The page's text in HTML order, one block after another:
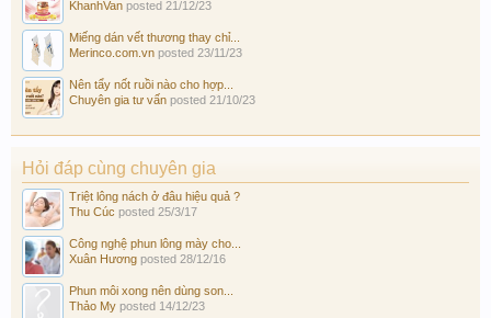
KhanhVan posted 21/12/23
Miếng dán vết thương thay chỉ...
Merinco.com.vn posted 23/11/23
Nên tẩy nốt ruồi nào cho hợp...
Chuyên gia tư vấn posted 21/10/23
Hỏi đáp cùng chuyên gia
Triệt lông nách ở đâu hiệu quả ?
Thu Cúc posted 25/3/17
Công nghệ phun lông mày cho...
Xuân Hương posted 28/12/16
Phun môi xong nên dùng son...
Thảo My posted 14/12/23